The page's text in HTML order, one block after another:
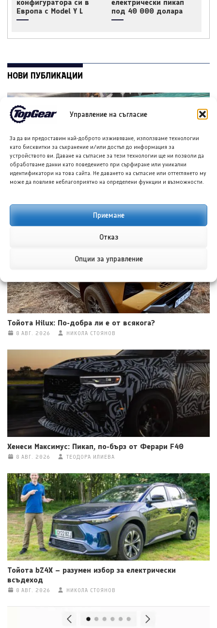
Управление на съгласие
За да ви предоставим най-доброто изживяване, използваме технологии
като бисквитки за съхранение и/или достъп до информация за
устройството ви. Даване на съгласие за тези технологии ще ни позволи да
обработваме данни като поведението при сърфиране или уникални
идентификатори на това сайта. Не даването на съгласие или оттеглянето му
може да повлияе неблагоприятно на определени функции и възможности.
Приемане
Отказ
Опции за управление
конфигуратора си в
Европа с Model Y L
електрически пикап
под 40 000 долара
НОВИ ПУБЛИКАЦИИ
8 АВГ. 2026 ГЛОРИЯ ПЪРВАНОВА
Тойота Hilux: По-добра ли е от всякога?
8 АВГ. 2026 НИКОЛА СТОЯНОВ
Хенеси Максимус: Пикап, по-бърз от Ферари F40
8 АВГ. 2026 ТЕОДОРА ИЛИЕВА
Тойота bZ4X – разумен избор за електрически
всъдеход
8 АВГ. 2026 НИКОЛА СТОЯНОВ